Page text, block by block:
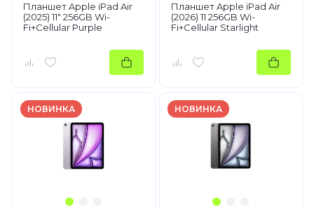
Планшет Apple iPad Air
(2025) 11" 256GB Wi-
Fi+Cellular Purple
Планшет Apple iPad Air
(2026) 11 256GB Wi-
Fi+Cellular Starlight
НОВИНКА НОВИНКА